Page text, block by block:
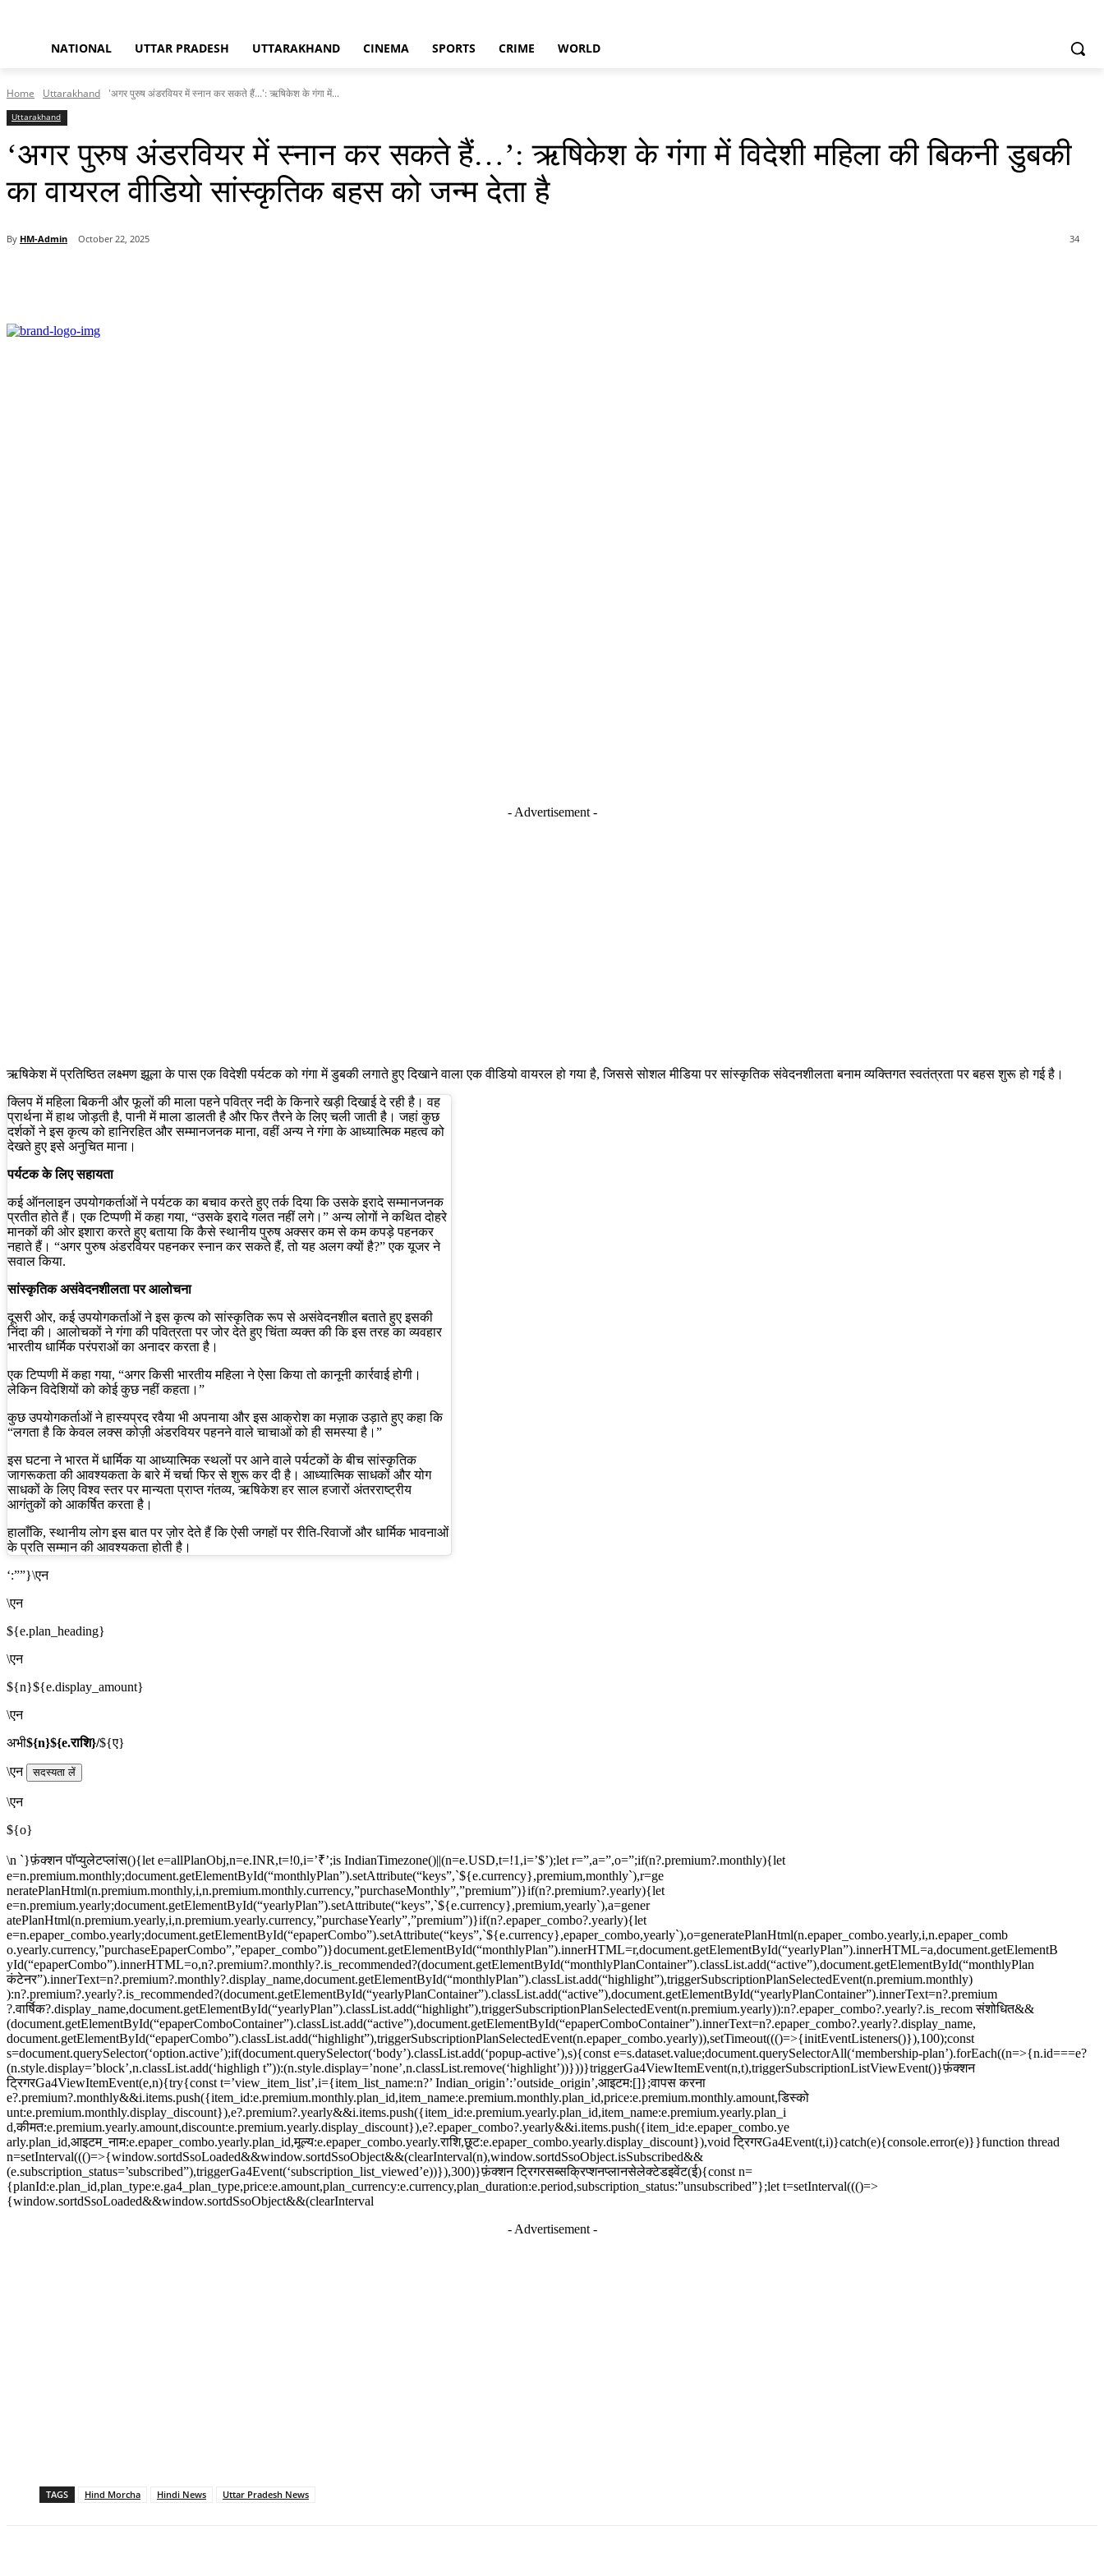
NATIONAL UTTAR PRADESH UTTARAKHAND CINEMA SPORTS CRIME WORLD
Home Uttarakhand 'अगर पुरुष अंडरवियर में स्नान कर सकते हैं...': ऋषिकेश के गंगा में...
Uttarakhand
‘अगर पुरुष अंडरवियर में स्नान कर सकते हैं…’: ऋषिकेश के गंगा में विदेशी महिला की बिकनी डुबकी
का वायरल वीडियो सांस्कृतिक बहस को जन्म देता है
By HM-Admin October 22, 2025 34
- Advertisement -
ऋषिकेश में प्रतिष्ठित लक्ष्मण झूला के पास एक विदेशी पर्यटक को गंगा में डुबकी लगाते हुए दिखाने वाला एक वीडियो वायरल हो गया है, जिससे सोशल मीडिया पर सांस्कृतिक संवेदनशीलता बनाम व्यक्तिगत स्वतंत्रता पर बहस शुरू हो गई है।
क्लिप में महिला बिकनी और फूलों की माला पहने पवित्र नदी के किनारे खड़ी दिखाई दे रही है। वह
प्रार्थना में हाथ जोड़ती है, पानी में माला डालती है और फिर तैरने के लिए चली जाती है। जहां कुछ
दर्शकों ने इस कृत्य को हानिरहित और सम्मानजनक माना, वहीं अन्य ने गंगा के आध्यात्मिक महत्व को
देखते हुए इसे अनुचित माना।
पर्यटक के लिए सहायता
कई ऑनलाइन उपयोगकर्ताओं ने पर्यटक का बचाव करते हुए तर्क दिया कि उसके इरादे सम्मानजनक
प्रतीत होते हैं। एक टिप्पणी में कहा गया, “उसके इरादे गलत नहीं लगे।” अन्य लोगों ने कथित दोहरे
मानकों की ओर इशारा करते हुए बताया कि कैसे स्थानीय पुरुष अक्सर कम से कम कपड़े पहनकर
नहाते हैं। “अगर पुरुष अंडरवियर पहनकर स्नान कर सकते हैं, तो यह अलग क्यों है?” एक यूजर ने
सवाल किया.
सांस्कृतिक असंवेदनशीलता पर आलोचना
दूसरी ओर, कई उपयोगकर्ताओं ने इस कृत्य को सांस्कृतिक रूप से असंवेदनशील बताते हुए इसकी
निंदा की। आलोचकों ने गंगा की पवित्रता पर जोर देते हुए चिंता व्यक्त की कि इस तरह का व्यवहार
भारतीय धार्मिक परंपराओं का अनादर करता है।
एक टिप्पणी में कहा गया, “अगर किसी भारतीय महिला ने ऐसा किया तो कानूनी कार्रवाई होगी।
लेकिन विदेशियों को कोई कुछ नहीं कहता।”
कुछ उपयोगकर्ताओं ने हास्यप्रद रवैया भी अपनाया और इस आक्रोश का मज़ाक उड़ाते हुए कहा कि
“लगता है कि केवल लक्स कोज़ी अंडरवियर पहनने वाले चाचाओं को ही समस्या है।”
इस घटना ने भारत में धार्मिक या आध्यात्मिक स्थलों पर आने वाले पर्यटकों के बीच सांस्कृतिक
जागरूकता की आवश्यकता के बारे में चर्चा फिर से शुरू कर दी है। आध्यात्मिक साधकों और योग
साधकों के लिए विश्व स्तर पर मान्यता प्राप्त गंतव्य, ऋषिकेश हर साल हजारों अंतरराष्ट्रीय
आगंतुकों को आकर्षित करता है।
हालाँकि, स्थानीय लोग इस बात पर ज़ोर देते हैं कि ऐसी जगहों पर रीति-रिवाजों और धार्मिक भावनाओं
के प्रति सम्मान की आवश्यकता होती है।
‘:””}\एन
\एन
${e.plan_heading}
\एन
${n}${e.display_amount}
\एन
अभी${n}${e.राशि}/${ए}
\एन सदस्यता लें
\एन
${o}
\n `}फ़ंक्शन पॉप्युलेटप्लांस(){let e=allPlanObj,n=e.INR,t=!0,i=’₹’;is IndianTimezone()||(n=e.USD,t=!1,i=’$’);let r=”,a=”,o=”;if(n?.premium?.monthly){let
e=n.premium.monthly;document.getElementById(“monthlyPlan”).setAttribute(“keys”,`${e.currency},premium,monthly`),r=ge
neratePlanHtml(n.premium.monthly,i,n.premium.monthly.currency,”purchaseMonthly”,”premium”)}if(n?.premium?.yearly){let
e=n.premium.yearly;document.getElementById(“yearlyPlan”).setAttribute(“keys”,`${e.currency},premium,yearly`),a=gener
atePlanHtml(n.premium.yearly,i,n.premium.yearly.currency,”purchaseYearly”,”premium”)}if(n?.epaper_combo?.yearly){let
e=n.epaper_combo.yearly;document.getElementById(“epaperCombo”).setAttribute(“keys”,`${e.currency},epaper_combo,yearly`),o=generatePlanHtml(n.epaper_combo.yearly,i,n.epaper_comb
o.yearly.currency,”purchaseEpaperCombo”,”epaper_combo”)}document.getElementById(“monthlyPlan”).innerHTML=r,document.getElementById(“yearlyPlan”).innerHTML=a,document.getElementB
yId(“epaperCombo”).innerHTML=o,n?.premium?.monthly?.is_recommended?(document.getElementById(“monthlyPlanContainer”).classList.add(“active”),document.getElementById(“monthlyPlan
कंटेनर”).innerText=n?.premium?.monthly?.display_name,document.getElementById(“monthlyPlan”).classList.add(“highlight”),triggerSubscriptionPlanSelectedEvent(n.premium.monthly)
):n?.premium?.yearly?.is_recommended?(document.getElementById(“yearlyPlanContainer”).classList.add(“active”),document.getElementById(“yearlyPlanContainer”).innerText=n?.premium
?.वार्षिक?.display_name,document.getElementById(“yearlyPlan”).classList.add(“highlight”),triggerSubscriptionPlanSelectedEvent(n.premium.yearly)):n?.epaper_combo?.yearly?.is_recom संशोधित&&
(document.getElementById(“epaperComboContainer”).classList.add(“active”),document.getElementById(“epaperComboContainer”).innerText=n?.epaper_combo?.yearly?.display_name,
document.getElementById(“epaperCombo”).classList.add(“highlight”),triggerSubscriptionPlanSelectedEvent(n.epaper_combo.yearly)),setTimeout((()=>{initEventListeners()}),100);const
s=document.querySelector(‘option.active’);if(document.querySelector(‘body’).classList.add(‘popup-active’),s){const e=s.dataset.value;document.querySelectorAll(‘membership-plan’).forEach((n=>{n.id===e?
(n.style.display=’block’,n.classList.add(‘highligh t”)):(n.style.display=’none’,n.classList.remove(‘highlight’))}))}triggerGa4ViewItemEvent(n,t),triggerSubscriptionListViewEvent()}फ़ंक्शन
ट्रिगरGa4ViewItemEvent(e,n){try{const t=’view_item_list’,i={item_list_name:n?’ Indian_origin’:’outside_origin’,आइटम:[]};वापस करना
e?.premium?.monthly&&i.items.push({item_id:e.premium.monthly.plan_id,item_name:e.premium.monthly.plan_id,price:e.premium.monthly.amount,डिस्को
unt:e.premium.monthly.display_discount}),e?.premium?.yearly&&i.items.push({item_id:e.premium.yearly.plan_id,item_name:e.premium.yearly.plan_i
d,कीमत:e.premium.yearly.amount,discount:e.premium.yearly.display_discount}),e?.epaper_combo?.yearly&&i.items.push({item_id:e.epaper_combo.ye
arly.plan_id,आइटम_नाम:e.epaper_combo.yearly.plan_id,मूल्य:e.epaper_combo.yearly.राशि,छूट:e.epaper_combo.yearly.display_discount}),void ट्रिगरGa4Event(t,i)}catch(e){console.error(e)}}function thread
n=setInterval((()=>{window.sortdSsoLoaded&&window.sortdSsoObject&&(clearInterval(n),window.sortdSsoObject.isSubscribed&&
(e.subscription_status=’subscribed”),triggerGa4Event(‘subscription_list_viewed’e))}),300)}फ़ंक्शन ट्रिगरसब्सक्रिप्शनप्लानसेलेक्टेडइवेंट(ई){const n=
{planId:e.plan_id,plan_type:e.ga4_plan_type,price:e.amount,plan_currency:e.currency,plan_duration:e.period,subscription_status:”unsubscribed”};let t=setInterval((()=>
{window.sortdSsoLoaded&&window.sortdSsoObject&&(clearInterval
- Advertisement -
TAGS Hind Morcha Hindi News Uttar Pradesh News